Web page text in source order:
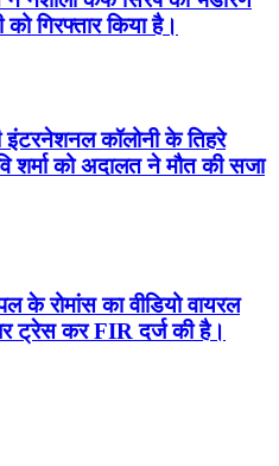
गिरफ्तार किया है।
इंटरनेशनल कॉलोनी के तिहरे
शर्मा को अदालत ने मौत की सजा
के रोमांस का वीडियो वायरल
ट्रेस कर FIR दर्ज की है।